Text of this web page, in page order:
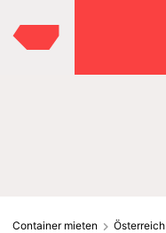
Container mieten Österreich